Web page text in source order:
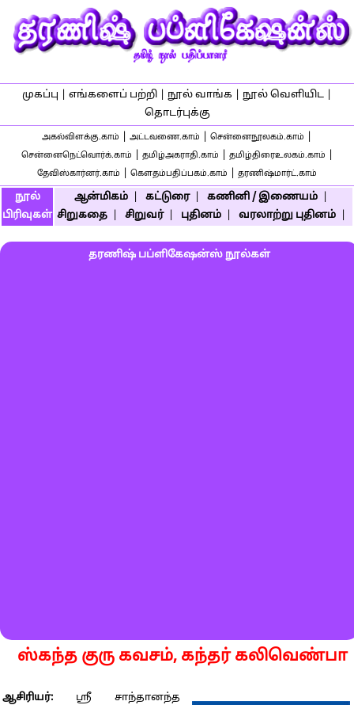
முகப்பு எங்களைப் பற்றி நூல் வாங்க நூல் வெளியிட
தொடர்புக்கு
அகல்விளக்கு.காம் அட்டவணை.காம் சென்னைநூலகம்.காம்
சென்னைநெட்வொர்க்.காம் தமிழ்அகராதி.காம் தமிழ்திரைஉலகம்.காம்
தேவிஸ்கார்னர்.காம் கௌதம்பதிப்பகம்.காம் தரணிஷ்மார்ட்.காம்
நூல்
பிரிவுகள்
ஆன்மிகம் கட்டுரை| கணினி / இணையம்
சிறுகதை| சிறுவர்| புதினம்| வரலாற்று புதினம்|
தரணிஷ் பப்ளிகேஷன்ஸ் நூல்கள்
ஸ்கந்த குரு கவசம், கந்தர் கலிவெண்பா
ஆசிரியர்: ஸ்ரீ சாந்தானந்த